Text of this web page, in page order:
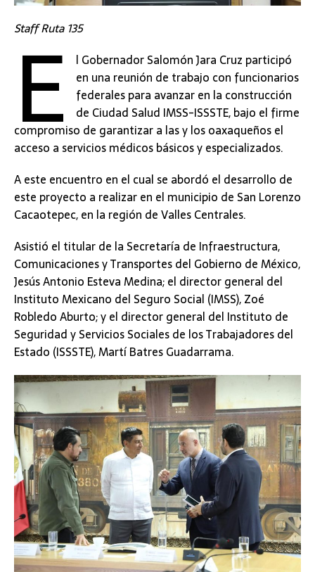
Staff Ruta 135
E l Gobernador Salomón Jara Cruz participó
en una reunión de trabajo con funcionarios
federales para avanzar en la construcción
de Ciudad Salud IMSS-ISSSTE, bajo el firme
compromiso de garantizar a las y los oaxaqueños el
acceso a servicios médicos básicos y especializados.
A este encuentro en el cual se abordó el desarrollo de
este proyecto a realizar en el municipio de San Lorenzo
Cacaotepec, en la región de Valles Centrales.
Asistió el titular de la Secretaría de Infraestructura,
Comunicaciones y Transportes del Gobierno de México,
Jesús Antonio Esteva Medina; el director general del
Instituto Mexicano del Seguro Social (IMSS), Zoé
Robledo Aburto; y el director general del Instituto de
Seguridad y Servicios Sociales de los Trabajadores del
Estado (ISSSTE), Martí Batres Guadarrama.